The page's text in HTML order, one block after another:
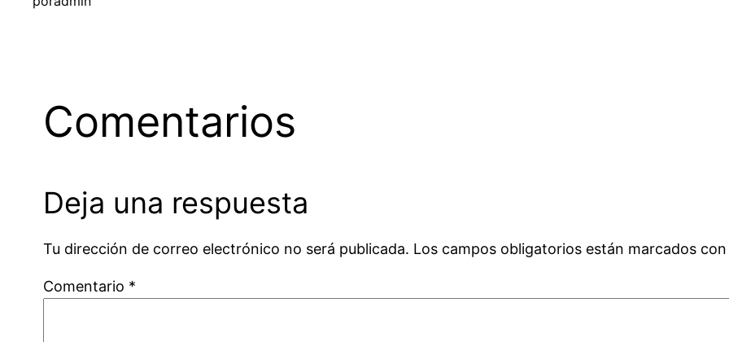
Comentarios
Deja una respuesta
Tu dirección de correo electrónico no será publicada. Los campos obligatorios están marcados
Comentario *